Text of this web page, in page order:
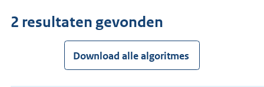
te
2 resultaten gevonden
Download alle algoritmes